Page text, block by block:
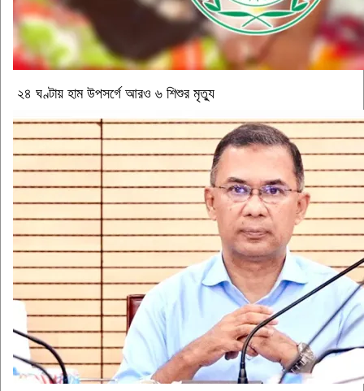
২৪ ঘণ্টায় হাম উপসর্গে আরও ৬ শিশুর মৃত্যু